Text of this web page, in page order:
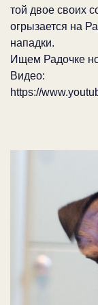
той двое своих
огрызается на
нападки.
Ищем Радочке
Видео:
https://